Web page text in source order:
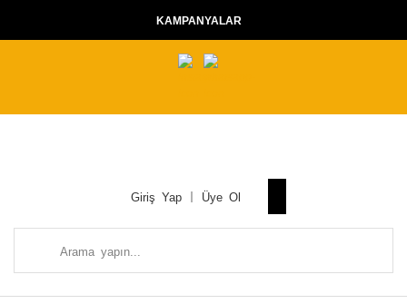
KAMPANYALAR
Giriş Yap Üye Ol